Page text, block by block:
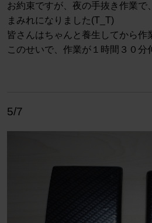
お約束ですが、夜の手抜き作業で
まみれになりました(T_T)
皆さんはちゃんと養生してから作
このせいで、作業が１時間３０分
5/7